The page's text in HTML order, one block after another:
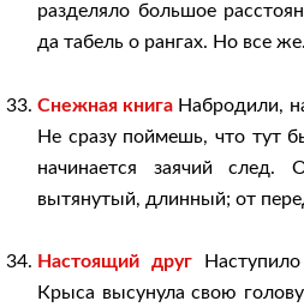
разделяло большое
да табель о рангах. Но все
Снежная книга Набродили,
Не сразу поймешь, что тут
начинается заячий след.
вытянутый, длинный; от
Настоящий друг
Крыса высунула свою